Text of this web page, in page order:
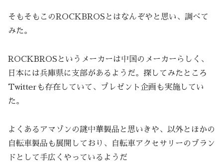
そもそもこのROCKBROSとはなんぞやと思い、調べて
みた。
ROCKBROSというメーカーは中国のメーカーらしく、
日本には兵庫県に支部があるようだ。探してみたところ
Twitterも存在していて、プレゼント企画も実施してい
た。
よくあるアマゾンの謎中華製品と思いきや、以外とほかの
自転車製品も展開しており、自転車アクセサリーのブラン
ドとして手広くやっているようだ